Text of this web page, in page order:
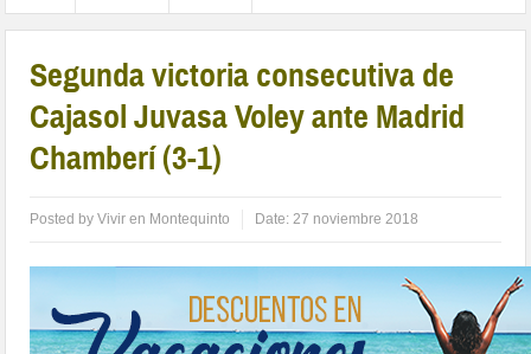
Segunda victoria consecutiva de
Cajasol Juvasa Voley ante Madrid
Chamberí (3-1)
Posted byVivir en Montequinto Date:27 noviembre 2018